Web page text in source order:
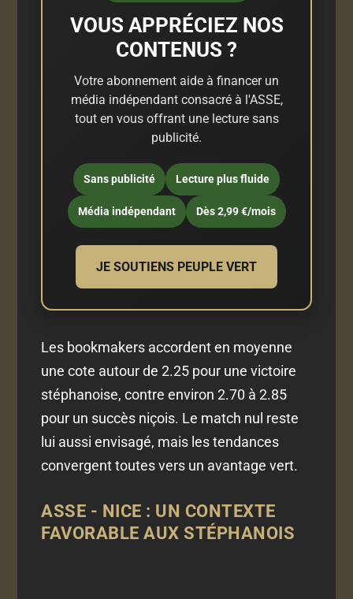
VOUS APPRÉCIEZ NOS
CONTENUS ?
Votre abonnement aide à financer un
média indépendant consacré à l'ASSE,
tout en vous offrant une lecture sans
publicité.
Sans publicité Lecture plus fluide
Média indépendant Dès 2,99 €/mois
JE SOUTIENS PEUPLE VERT
Les bookmakers accordent en moyenne
une cote autour de 2.25 pour une victoire
stéphanoise, contre environ 2.70 à 2.85
pour un succès niçois. Le match nul reste
lui aussi envisagé, mais les tendances
convergent toutes vers un avantage vert.
ASSE - NICE : UN CONTEXTE
FAVORABLE AUX STÉPHANOIS